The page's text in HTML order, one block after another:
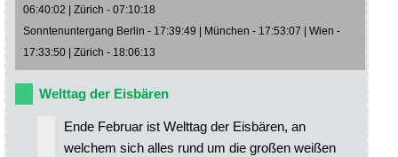
06:40:02 | Zürich - 07:10:18
Sonntenuntergang Berlin - 17:39:49 | München - 17:53:07 | Wien -
17:33:50 | Zürich - 18:06:13
Welttag der Eisbären
Ende Februar ist Welttag der Eisbären, an
welchem sich alles rund um die großen weißen